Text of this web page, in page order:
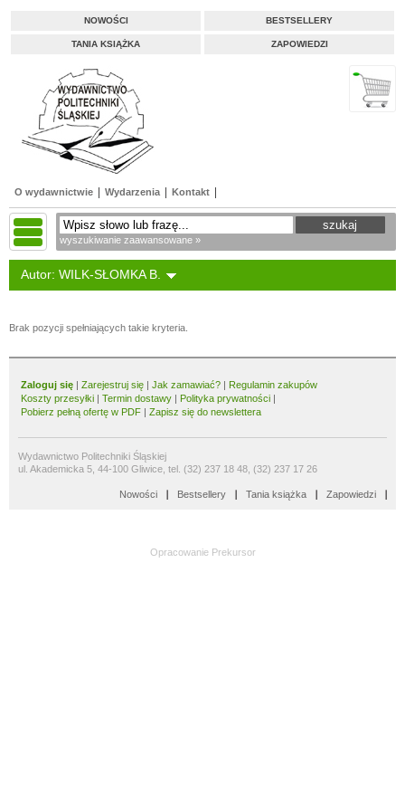
NOWOŚCI BESTSELLERY
TANIA KSIĄŻKA ZAPOWIEDZI
O wydawnictwie Wydarzenia Kontakt
wyszukiwanie zaawansowane »
Autor: WILK-SŁOMKA B.
Brak pozycji spełniających takie kryteria.
Zaloguj się | Zarejestruj się | Jak zamawiać? | Regulamin zakupów
Koszty przesyłki | Termin dostawy | Polityka prywatności |
Pobierz pełną ofertę w PDF | Zapisz się do newslettera
Wydawnictwo Politechniki Śląskiej
ul. Akademicka 5, 44-100 Gliwice, tel. (32) 237 18 48, (32) 237 17 26
Nowości Bestsellery Tania książka Zapowiedzi
Opracowanie Prekursor